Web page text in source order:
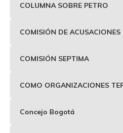
COLUMNA SOBRE PETRO
COMISIÓN DE ACUSACIONES
COMISIÓN SEPTIMA
COMO ORGANIZACIONES
Concejo Bogotá